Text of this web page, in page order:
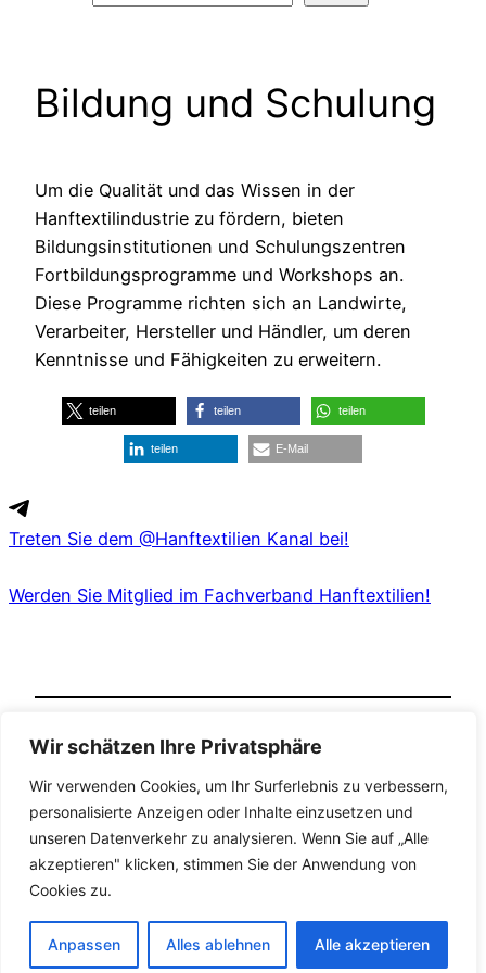
Wir schätzen Ihre Privatsphäre
Wir verwenden Cookies, um Ihr Surferlebnis zu verbessern,
personalisierte Anzeigen oder Inhalte einzusetzen und
unseren Datenverkehr zu analysieren. Wenn Sie auf „Alle
akzeptieren" klicken, stimmen Sie der Anwendung von
Cookies zu.
Anpassen Alles ablehnen Alle akzeptieren
Bildung und Schulung
Um die Qualität und das Wissen in der
Hanftextilindustrie zu fördern, bieten
Bildungsinstitutionen und Schulungszentren
Fortbildungsprogramme und Workshops an.
Diese Programme richten sich an Landwirte,
Verarbeiter, Hersteller und Händler, um deren
Kenntnisse und Fähigkeiten zu erweitern.
teilen teilen teilen
teilen E-Mail
Treten Sie dem @Hanftextilien Kanal bei!
Werden Sie Mitglied im Fachverband Hanftextilien!
VeröffentlichtinNicht kategorisiert
vonCynthia Müller
Schlagwörter: